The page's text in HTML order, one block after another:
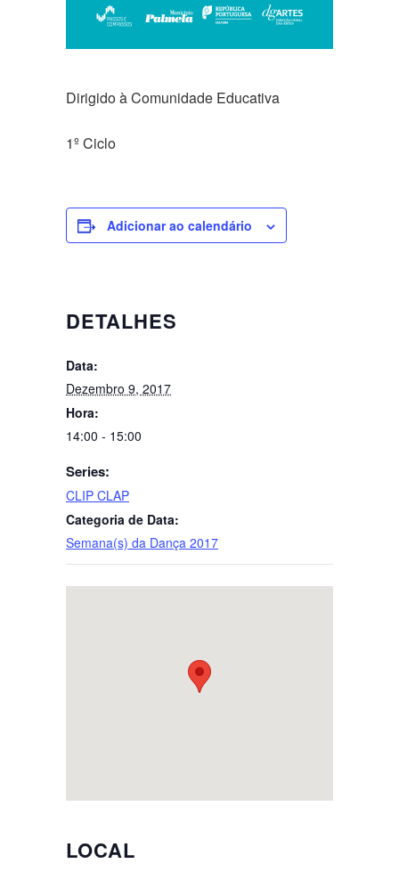
Dirigido à Comunidade Educativa
1º Ciclo
Adicionar ao calendário
DETALHES
Data:
Dezembro 9, 2017
Hora:
14:00 - 15:00
Series:
CLIP CLAP
Categoria de Data:
Semana(s) da Dança 2017
LOCAL